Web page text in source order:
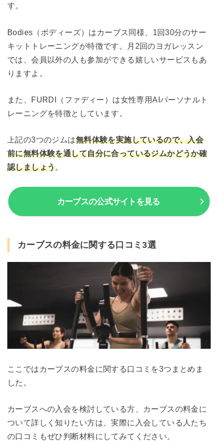
す。
Bodies（ボディーズ）はカーブス同様、1回30分のサー
キットトレーニングが特徴です。月2回のヨガレッスン
では、会員以外の人も参加ができる嬉しいサービスもあ
りますよ。
また、FURDI（ファディー）は女性専用AIパーソナルト
レーニングを特徴としています。
上記の3つのジムは無料体験を実施しているので、入会
前に無料体験を通して自分に合っているジムかどうか確
認しましょう。
カーブスの公式サイトを見る
カーブスの料金に関する口コミ3選
ここではカーブスの料金に関する口コミを3つまとめま
した。
カーブスへの入会を検討している方、カーブスの料金に
ついて詳しく知りたい方は、実際に入会している人たち
の口コミもぜひ判断材料にしてみてください。